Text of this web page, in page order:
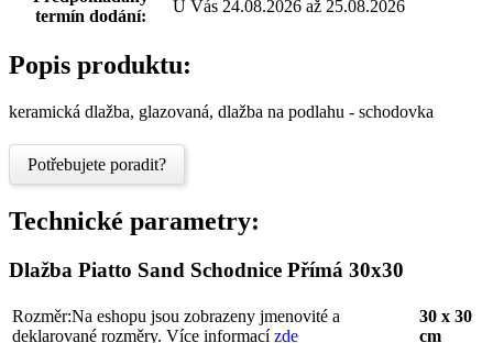
termín dodání:
U Vás 24.08.2026 až 25.08.2026
Popis produktu:
keramická dlažba, glazovaná, dlažba na podlahu - schodovka
Potřebujete poradit?
Technické parametry:
Dlažba Piatto Sand Schodnice Přímá 30x30
Rozměr:Na eshopu jsou zobrazeny jmenovité a
deklarované rozměry. Více informacízde
30 x 30
cm